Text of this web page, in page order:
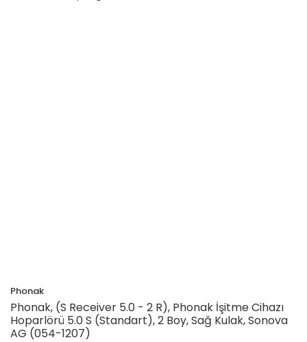
Phonak
Phonak, (S Receiver 5.0 - 2 R), Phonak İşitme Cihazı
Hoparlörü 5.0 S (Standart), 2 Boy, Sağ Kulak, Sonova
AG (054-1207)